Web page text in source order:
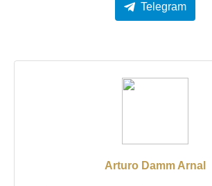
Telegram
Arturo Damm Arnal